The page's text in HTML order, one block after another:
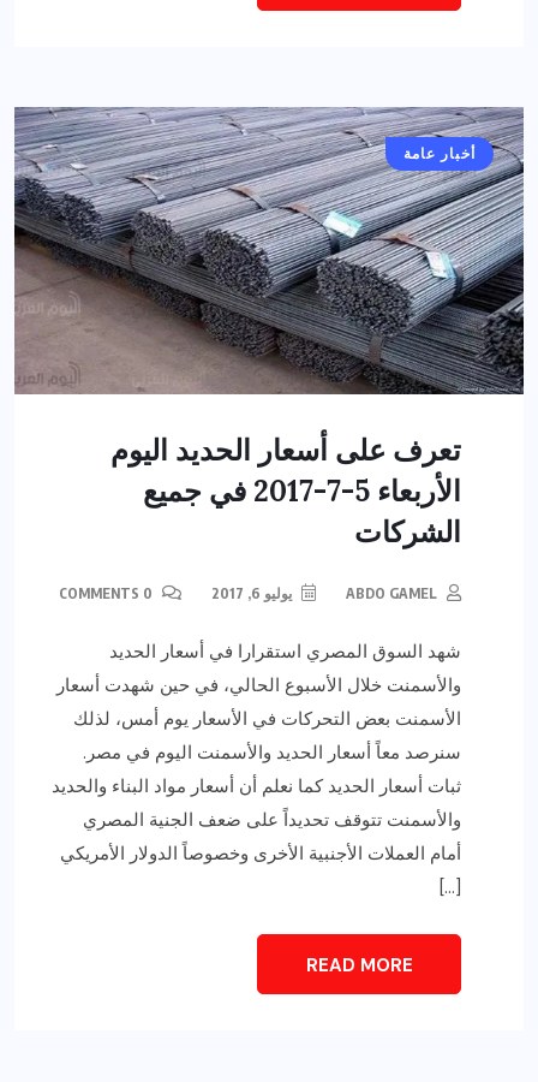
أخبار عامة
تعرف على أسعار الحديد اليوم
الأربعاء 5-7-2017 في جميع
الشركات
ABDO GAMEL يوليو 6, 2017
شهد السوق المصري استقرارا في أسعار الحديد
والأسمنت خلال الأسبوع الحالي، في حين شهدت أسعار
الأسمنت بعض التحركات في الأسعار يوم أمس، لذلك
سنرصد معاً أسعار الحديد والأسمنت اليوم في مصر.
ثبات أسعار الحديد كما نعلم أن أسعار مواد البناء والحديد
والأسمنت تتوقف تحديداً على ضعف الجنية المصري
أمام العملات الأجنبية الأخرى وخصوصاً الدولار الأمريكي
[…]
READ MORE